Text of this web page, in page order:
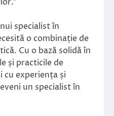
specialist în
o combinație de
Cu o bază solidă în
și practicile de
cu experiența și
un specialist în